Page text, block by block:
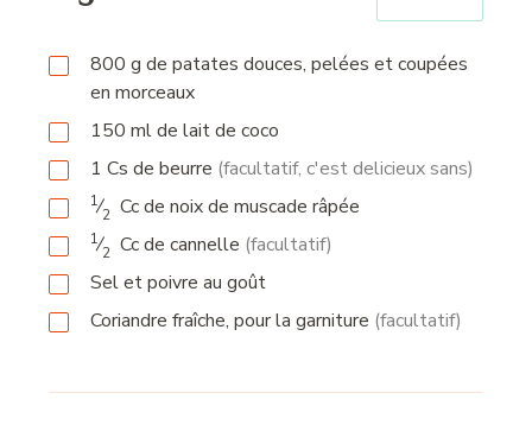
800 g de patates douces, pelées et coupées
en morceaux
150 mlde lait de coco
1 Cs de beurre (facultatif, c'est delicieux sans)
1⁄2 Ccde noix de muscade râpée
1⁄2 Ccde cannelle (facultatif)
Sel et poivre au goût
Coriandre fraîche, pour la garniture (facultatif)